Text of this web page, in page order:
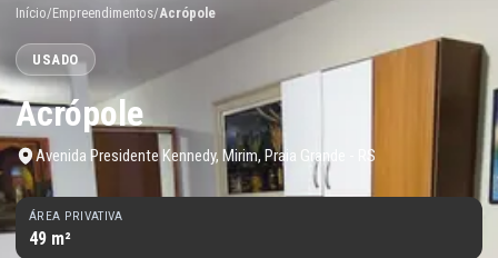
Início/Empreendimentos/Acrópole
USADO
Acrópole
Avenida Presidente Kennedy, Mirim, Praia Grande - RS
ÁREA PRIVATIVA
49 m²